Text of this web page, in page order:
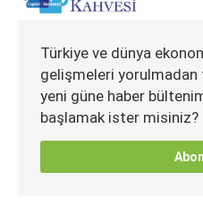
Türkiye ve dünya
gelişmeleri
yeni güne haber
başlamak ister misiniz?